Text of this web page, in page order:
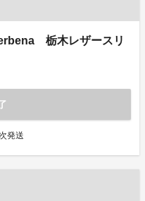
栃木レザースリ
発送